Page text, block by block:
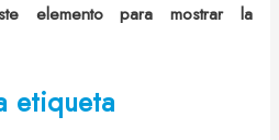
elemento para mostrar la
etiqueta